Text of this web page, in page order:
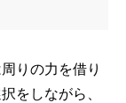
りの力を借り
をしながら、